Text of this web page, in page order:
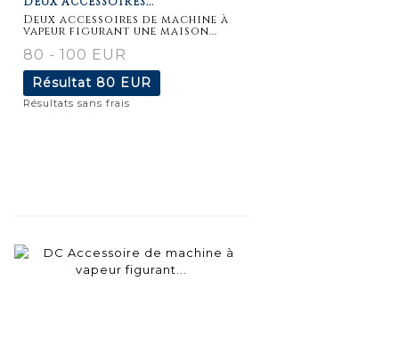
Deux accessoires de machine à
vapeur figurant une maison...
80 - 100 EUR
Résultat 80 EUR
Résultats sans frais